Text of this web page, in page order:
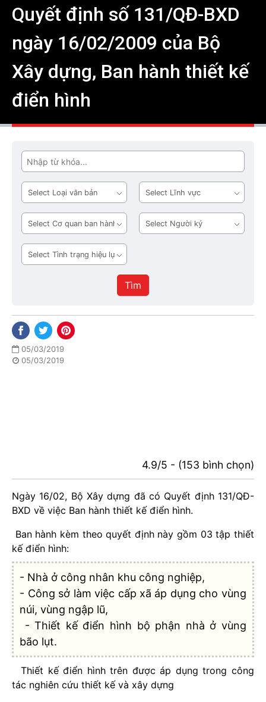
Quyết định số 131/QĐ-BXD
ngày 16/02/2009 của Bộ
Xây dựng, Ban hành thiết kế
điển hình
Tìm
Loại
văn
bản
Lĩnh
vực
Cơ
quan
ban
hành
Người
ký
Tình
trạng
Tìm
05/03/2019
05/03/2019
4.9/5 - (153 bình chọn)
Ngày 16/02, Bộ Xây dựng đã có Quyết định 131/QĐ-
BXD về việc Ban hành thiết kế điển hình.
Ban hành kèm theo quyết định này gồm 03 tập thiết
kế điển hình:
- Nhà ở công nhân khu công nghiệp,
- Công sở làm việc cấp xã áp dụng cho vùng
núi, vùng ngập lũ,
- Thiết kế điển hình bộ phận nhà ở vùng
bão lụt.
Thiết kế điển hình trên được áp dụng trong công
tác nghiên cứu thiết kế và xây dựng